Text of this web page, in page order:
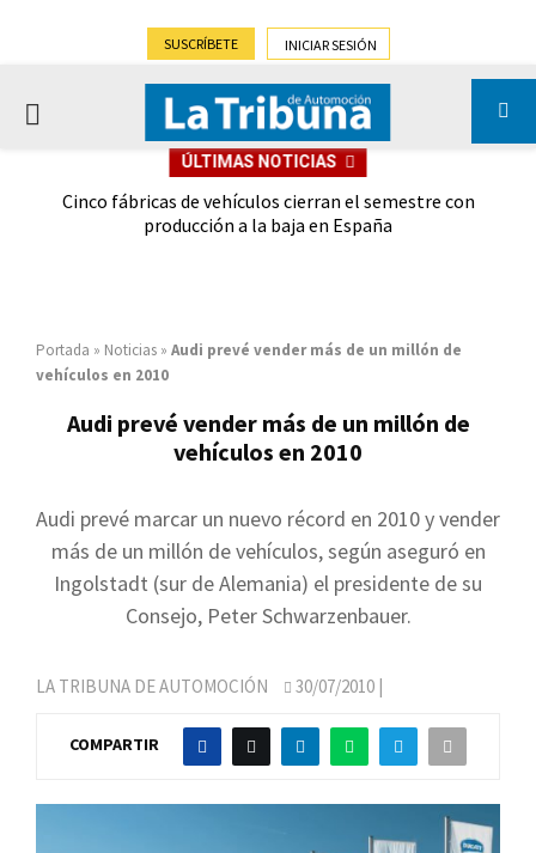
SUSCRÍBETE INICIAR SESIÓN
PRIMARY
ÚLTIMAS NOTICIAS
Cinco fábricas de vehículos cierran el semestre con
producción a la baja en España
Portada » Noticias » Audi prevé vender más de un millón de
vehículos en 2010
Audi prevé vender más de un millón de
vehículos en 2010
Audi prevé marcar un nuevo récord en 2010 y vender
más de un millón de vehículos, según aseguró en
Ingolstadt (sur de Alemania) el presidente de su
Consejo, Peter Schwarzenbauer.
LA TRIBUNA DE AUTOMOCIÓN 30/07/2010 |
COMPARTIR